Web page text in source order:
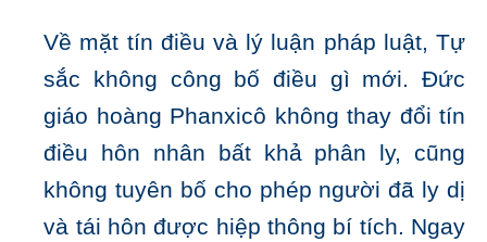
Về mặt tín điều và lý luận pháp luật, Tự
sắc không công bố điều gì mới. Đức
giáo hoàng Phanxicô không thay đổi tín
điều hôn nhân bất khả phân ly, cũng
không tuyên bố cho phép người đã ly dị
và tái hôn được hiệp thông bí tích. Ngay